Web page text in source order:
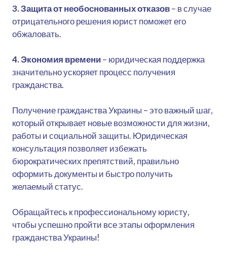
3. Защита от необоснованных отказов– в случае
отрицательного решения юрист поможет его
обжаловать.
4. Экономия времени– юридическая поддержка
значительно ускоряет процесс получения
гражданства.
Получение гражданства Украины – это важный шаг,
который открывает новые возможности для жизни,
работы и социальной защиты. Юридическая
консультация позволяет избежать
бюрократических препятствий, правильно
оформить документы и быстро получить
желаемый статус.
Обращайтесь к профессиональному юристу,
чтобы успешно пройти все этапы оформления
гражданства Украины!